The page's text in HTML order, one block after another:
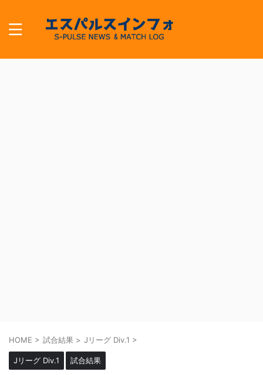
HOME > 試合結果 > Jリーグ Div.1 >
Jリーグ Div.1 試合結果